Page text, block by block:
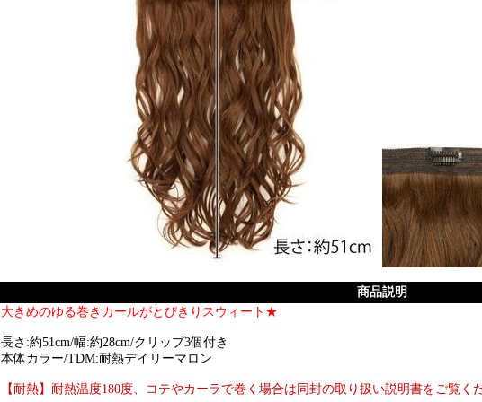
商品説明
大きめのゆる巻きカールがとびきりスウィート★
長さ:約51cm/幅:約28cm/クリップ3個付き
本体カラー/TDM:耐熱デイリーマロン
【耐熱】耐熱温度180度、コテやカーラで巻く場合は同封の取り扱い説明書をご覧く